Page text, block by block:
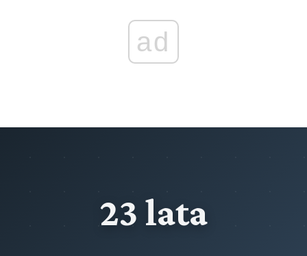
Rozdział XIV (art. 115 - 115)
Rozdział XVI (art. 117 - 126b)
Przestępstwa przeciwko pokojowi, ludzkości oraz
ad
23 lata